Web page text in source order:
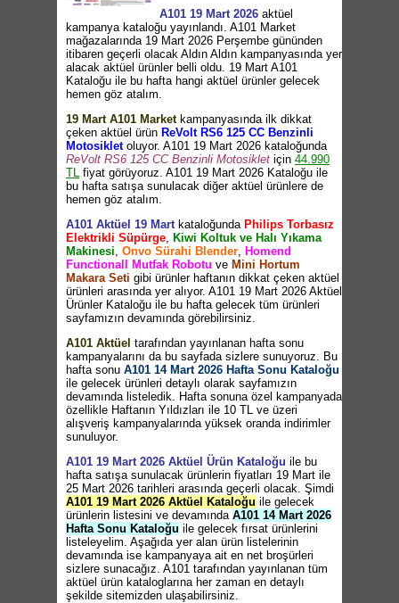
A101 19 Mart 2026 aktüel
kampanya kataloğu yayınlandı. A101 Market
mağazalarında 19 Mart 2026 Perşembe gününden
itibaren geçerli olacak Aldın Aldın kampanyasında yer
alacak aktüel ürünler belli oldu. 19 Mart A101
Kataloğu ile bu hafta hangi aktüel ürünler gelecek
hemen göz atalım.
19 Mart A101 Marketkampanyasında ilk dikkat
çeken aktüel ürün ReVolt RS6 125 CC Benzinli
Motosiklet oluyor. A101 19 Mart 2026 kataloğunda
ReVolt RS6 125 CC Benzinli Motosiklet için 44.990
TL fiyat görüyoruz. A101 19 Mart 2026 Kataloğu ile
bu hafta satışa sunulacak diğer aktüel ürünlere de
hemen göz atalım.
A101 Aktüel 19 Martkataloğunda Philips Torbasız
Elektrikli Süpürge, Kiwi Koltuk ve Halı Yıkama
Makinesi, Onvo Sürahi Blender, Homend
Functionall Mutfak Robotu ve Mini Hortum
Makara Seti gibi ürünler haftanın dikkat çeken aktüel
ürünleri arasında yer alıyor. A101 19 Mart 2026 Aktüel
Ürünler Kataloğu ile bu hafta gelecek tüm ürünleri
sayfamızın devamında görebilirsiniz.
A101 Aktüel tarafından yayınlanan hafta sonu
kampanyalarını da bu sayfada sizlere sunuyoruz. Bu
hafta sonu A101 14 Mart 2026 Hafta Sonu Kataloğu
ile gelecek ürünleri detaylı olarak sayfamızın
devamında listeledik. Hafta sonuna özel kampanyada
özellikle Haftanın Yıldızları ile 10 TL ve üzeri
alışveriş kampanyalarında yüksek oranda indirimler
sunuluyor.
A101 19 Mart 2026 Aktüel Ürün Kataloğu ile bu
hafta satışa sunulacak ürünlerin fiyatları 19 Mart ile
25 Mart 2026 tarihleri arasında geçerli olacak. Şimdi
A101 19 Mart 2026 Aktüel Kataloğu ile gelecek
ürünlerin listesini ve devamında A101 14 Mart 2026
Hafta Sonu Kataloğu ile gelecek fırsat ürünlerini
listeleyelim. Aşağıda yer alan ürün listelerinin
devamında ise kampanyaya ait en net broşürleri
sizlere sunacağız. A101 tarafından yayınlanan tüm
aktüel ürün kataloglarına her zaman en detaylı
şekilde sitemizden ulaşabilirsiniz.